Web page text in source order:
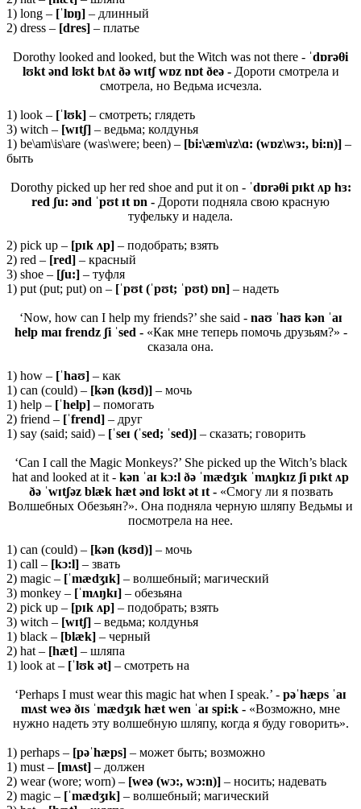
1) long – [ˈlɒŋ] – длинный
2) dress – [dres] – платье
Dorothy looked and looked, but the Witch was not there - ˈdɒrəθi
lʊkt ənd lʊkt bʌt ðə wɪtʃ wɒz nɒt ðeə - Дороти смотрела и
смотрела, но Ведьма исчезла.
1) look – [ˈlʊk] – смотреть; глядеть
3) witch – [wɪtʃ] – ведьма; колдунья
1) be\am\is\are (was\were; been) – [bi:\æm\ɪz\ɑ: (wɒz\wɜ:, bi:n)] –
быть
Dorothy picked up her red shoe and put it on - ˈdɒrəθi pɪkt ʌp hɜ:
red ʃu: ənd ˈpʊt ɪt ɒn - Дороти подняла свою красную
туфельку и надела.
2) pick up – [pɪk ʌp] – подобрать; взять
2) red – [red] – красный
3) shoe – [ʃu:] – туфля
1) put (put; put) on – [ˈpʊt (ˈpʊt; ˈpʊt) ɒn] – надеть
‘Now, how can I help my friends?’ she said - naʊ ˈhaʊ kən ˈaɪ
help maɪ frendz ʃi ˈsed - «Как мне теперь помочь друзьям?» -
сказала она.
1) how – [ˈhaʊ] – как
1) can (could) – [kən (kʊd)] – мочь
1) help – [ˈhelp] – помогать
2) friend – [ˈfrend] – друг
1) say (said; said) – [ˈseɪ (ˈsed; ˈsed)] – сказать; говорить
‘Can I call the Magic Monkeys?’ She picked up the Witch’s black
hat and looked at it - kən ˈaɪ kɔ:l ðə ˈmædʒɪk ˈmʌŋkɪz ʃi pɪkt ʌp
ðə ˈwɪtʃəz blæk hæt ənd lʊkt ət ɪt - «Смогу ли я позвать
Волшебных Обезьян?». Она подняла черную шляпу Ведьмы и
посмотрела на нее.
1) can (could) – [kən (kʊd)] – мочь
1) call – [kɔ:l] – звать
2) magic – [ˈmædʒɪk] – волшебный; магический
3) monkey – [ˈmʌŋkɪ] – обезьяна
2) pick up – [pɪk ʌp] – подобрать; взять
3) witch – [wɪtʃ] – ведьма; колдунья
1) black – [blæk] – черный
2) hat – [hæt] – шляпа
1) look at – [ˈlʊk ət] – смотреть на
‘Perhaps I must wear this magic hat when I speak.’ - pəˈhæps ˈaɪ
mʌst weə ðɪs ˈmædʒɪk hæt wen ˈaɪ spi:k - «Возможно, мне
нужно надеть эту волшебную шляпу, когда я буду говорить».
1) perhaps – [pəˈhæps] – может быть; возможно
1) must – [mʌst] – должен
2) wear (wore; worn) – [weə (wɔ:, wɔ:n)] – носить; надевать
2) magic – [ˈmædʒɪk] – волшебный; магический